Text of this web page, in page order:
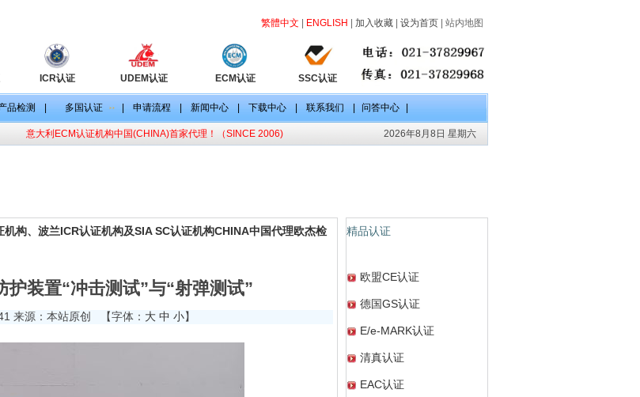
繁體中文 ENGLISH 加入收藏 设为首页 站内地图
ICR认证 UDEM认证 ECM认证 SSC认证
品检测 多国认证 申请流程 新闻中心 下载中心 联系我们 问答中心
意大利ECM认证机构中国(CHINA)首家代理！（SINCE 2006) 2026年8月8日 星期六
构、波兰ICR认证机构及SIA SC认证机构CHINA中国代理欧杰检
装置“冲击测试”与“射弹测试”
来源：本站原创 【字体： 大 中 小】
精品认证
欧盟CE认证
德国GS认证
E/e-MARK认证
清真认证
EAC认证